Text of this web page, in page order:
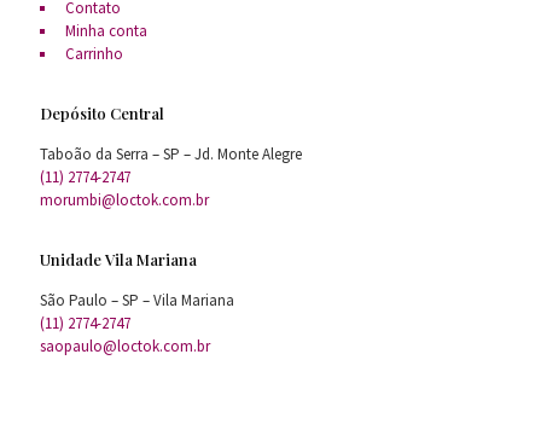
Contato
Minha conta
Carrinho
Depósito Central
Taboão da Serra – SP – Jd. Monte Alegre
(11) 2774-2747
morumbi@loctok.com.br
Unidade Vila Mariana
São Paulo – SP – Vila Mariana
(11) 2774-2747
saopaulo@loctok.com.br